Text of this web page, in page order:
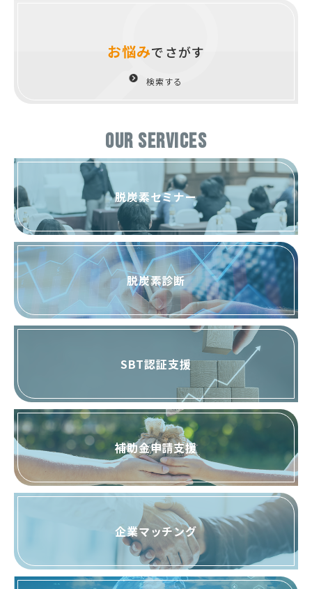
お悩みでさがす
検索する
OUR SERVICES
脱炭素セミナー
脱炭素診断
SBT認証支援
補助金申請支援
企業マッチング